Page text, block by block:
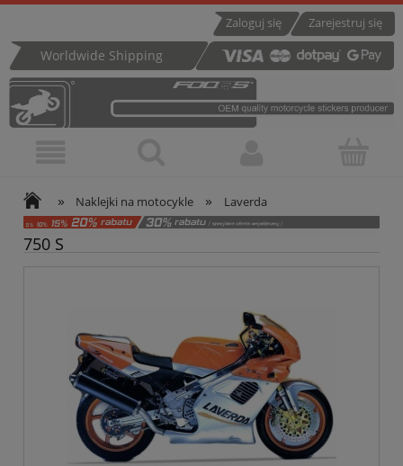
Zarejestruj się
Zaloguj się
Worldwide Shipping
» Naklejki na motocykle » Laverda
750 S